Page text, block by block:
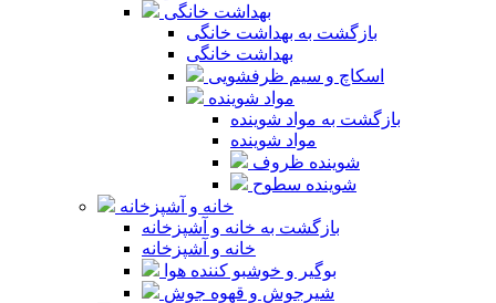
بهداشت خانگی
بازگشت به بهداشت خانگی
بهداشت خانگی
اسکاچ و سیم ظرفشویی
مواد شوینده
بازگشت به مواد شوینده
مواد شوینده
شوینده ظروف
شوینده سطوح
خانه و آشپزخانه
بازگشت به خانه و آشپزخانه
خانه و آشپزخانه
بوگیر و خوشبو کننده هوا
شیرجوش و قهوه جوش